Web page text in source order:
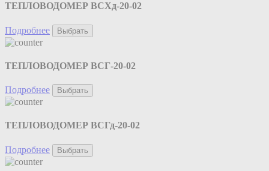
ТЕПЛОВОДОМЕР ВСХд-20-02
Подробнее Выбрать
ТЕПЛОВОДОМЕР ВСГ-20-02
Подробнее Выбрать
ТЕПЛОВОДОМЕР ВСГд-20-02
Подробнее Выбрать